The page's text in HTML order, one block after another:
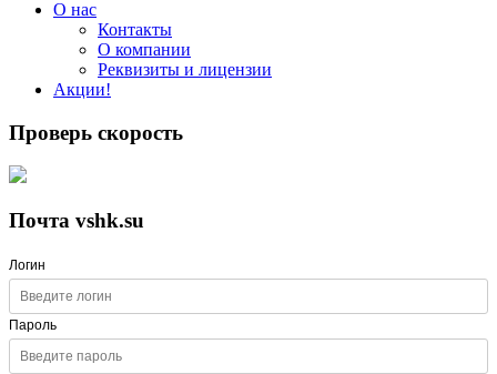
О нас
Контакты
О компании
Реквизиты и лицензии
Акции!
Проверь скорость
Почта vshk.su
Логин
Пароль